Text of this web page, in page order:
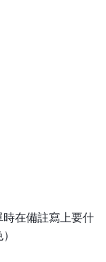
時在備註寫上要什